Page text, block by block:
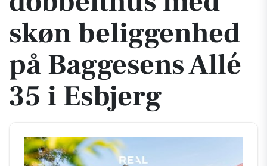
skøn beliggenhed
på Baggesens Allé
35 i Esbjerg